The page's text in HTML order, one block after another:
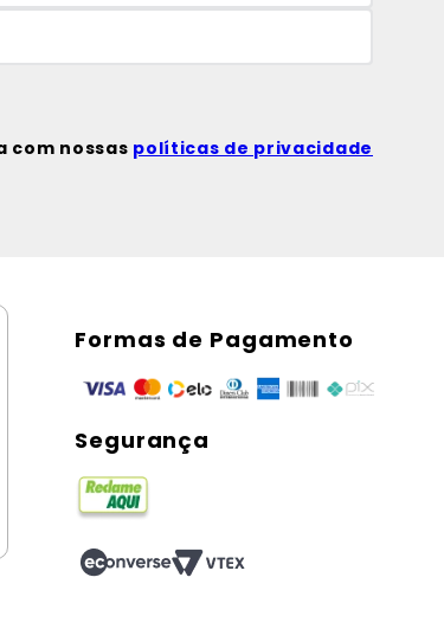
com nossas políticas de privacidade
Formas de Pagamento
Segurança